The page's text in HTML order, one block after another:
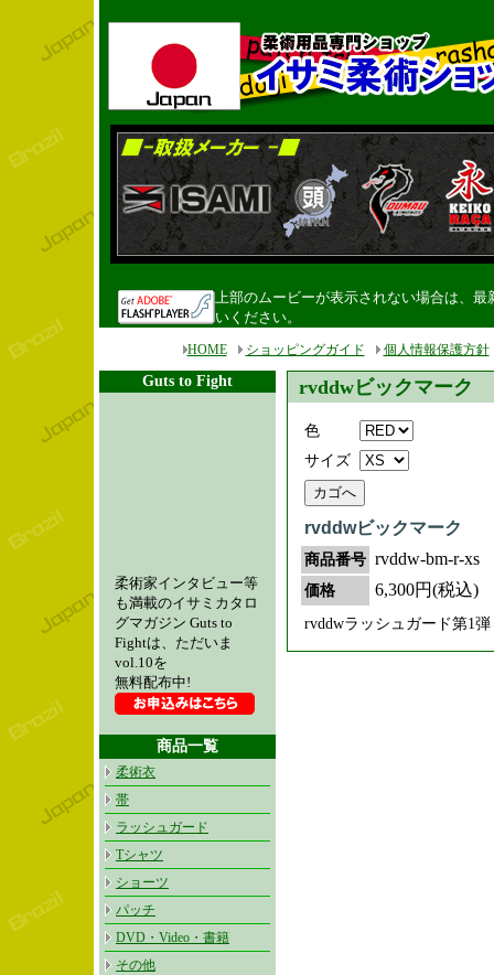
上部のムービーが表示されない場合は、最
いください。
HOME ショッピングガイド 個人情報保護方針
Guts to Fight
柔術家インタビュー等
も満載のイサミカタロ
グマガジン Guts to
Fightは、ただいま
vol.10を
無料配布中!
商品一覧
柔術衣
帯
ラッシュガード
Tシャツ
ショーツ
パッチ
DVD・Video・書籍
その他
rvddwビックマーク
色
サイズ
rvddwビックマーク
商品番号 rvddw-bm-r-xs
価格 6,300円(税込)
rvddwラッシュガード第1